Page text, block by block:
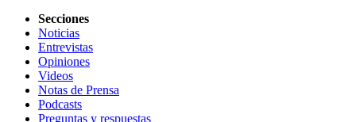
Secciones
Noticias
Entrevistas
Opiniones
Videos
Notas de Prensa
Podcasts
Preguntas y respuestas